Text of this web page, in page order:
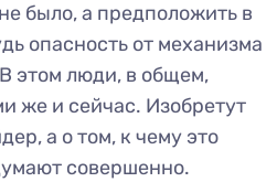
было, а предположить в
опасность от механизма
этом люди, в общем,
же и сейчас. Изобретут
а о том, к чему это
совершенно.